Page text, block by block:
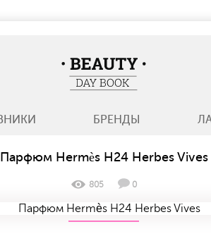
БРЕНДЫ
BeautyDayBook
Парфюм Hermès H24 Herbes Vives
805 0